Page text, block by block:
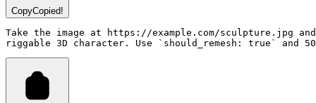
CopyCopied!
Take the image at https://example.com/sculpture.jpg